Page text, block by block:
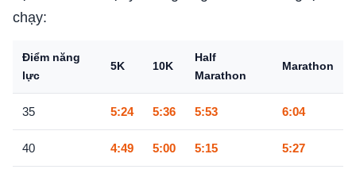
chạy:
Điểm năng
lực
5K 10K
Half
Marathon
Marathon
35 5:24 5:36 5:53 6:04
40 4:49 5:00 5:15 5:27